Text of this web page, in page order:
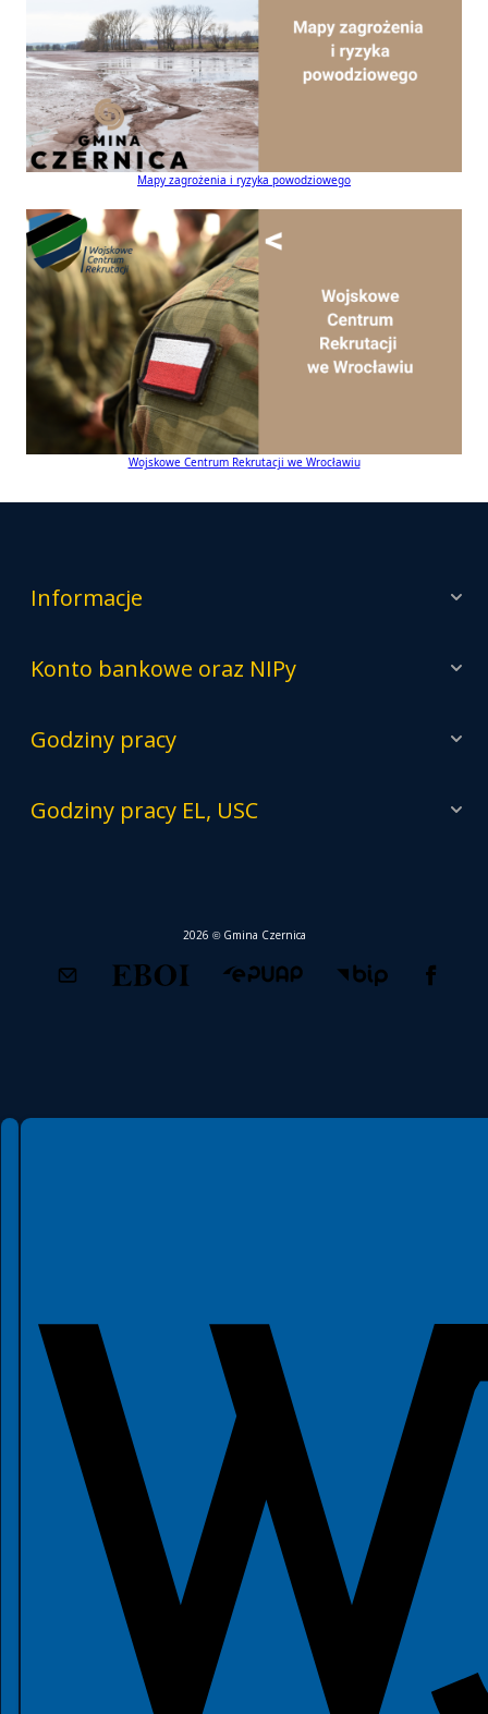
Mapy zagrożenia i ryzyka powodziowego
Wojskowe Centrum Rekrutacji we Wrocławiu
Informacje
Konto bankowe oraz NIPy
Godziny pracy
Godziny pracy EL, USC
2026 © Gmina Czernica
Spełniamy standardy WCAG 2.2
Spełniamy standardy W3C